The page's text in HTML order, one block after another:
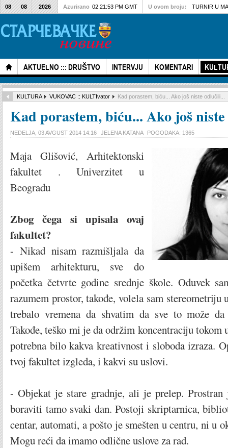
AKTUELNO ::: DRUŠTVO INTERVJU KOMENTARI
08 08 2026 Azurirano 02:21:53 PM GMT U ovom broju: TURNIR U
KULTURA VUKOVAC :: KULTIvator Kad porastem, biću... Ako još niste odlučili...
Kad porastem, biću... Ako još
NEDELJA, 03 AVGUST 2014 14:16 JELENA KATANA POGODAKA: 1365
Maja Glišović, Arhitektonski
fakultet . Univerzitet u
Beogradu
Zbog čega si upisala ovaj
fakultet?
- Nikad nisam razmišljala da
upišem arhitekturu, sve do
početka četvrte godine srednje škole. Oduvek
razumem prostor, takođe, volela sam
trebalo vremena da shvatim da sve to može da
Takođe, teško mi je da održim koncentraciju tokom
potrebna bilo kakva kreativnost i sloboda izraza.
tvoj fakultet izgleda, i kakvi su uslovi.
- Objekat je stare gradnje, ali je prelep.
boraviti tamo svaki dan. Postoji skriptarnica,
centar, automati, a pošto je smešten u centru, ni u
Mogu reći da imamo odlične uslove za rad.